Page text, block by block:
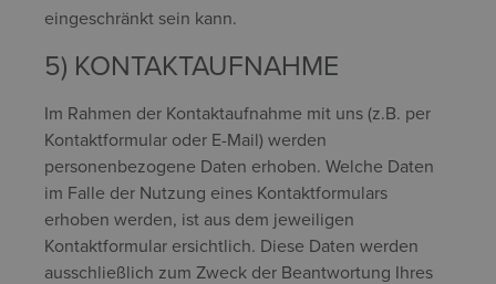
eingeschränkt sein kann.
5) KONTAKTAUFNAHME
Im Rahmen der Kontaktaufnahme mit uns (z.B. per
Kontaktformular oder E-Mail) werden
personenbezogene Daten erhoben. Welche Daten
im Falle der Nutzung eines Kontaktformulars
erhoben werden, ist aus dem jeweiligen
Kontaktformular ersichtlich. Diese Daten werden
ausschließlich zum Zweck der Beantwortung Ihres